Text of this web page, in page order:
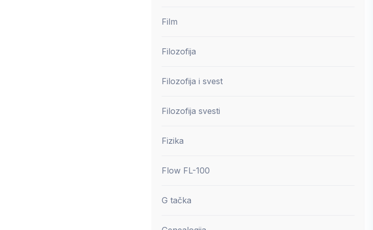
Film
Filozofija
Filozofija i svest
Filozofija svesti
Fizika
Flow FL-100
G tačka